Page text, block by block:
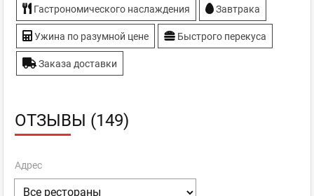
Гастрономического наслаждения Завтрака
Ужина по разумной цене Быстрого перекуса
Заказа доставки
ОТЗЫВЫ (149)
Адрес